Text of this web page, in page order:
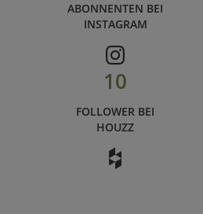
ABONNENTEN BEI
INSTAGRAM
10
FOLLOWER BEI
HOUZZ